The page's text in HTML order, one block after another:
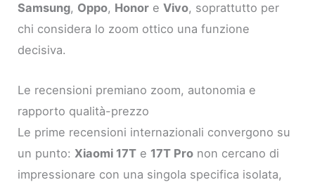
Samsung, Oppo, Honor eVivo, soprattutto per
chi considera lo zoom ottico una funzione
decisiva.
Le recensioni premiano zoom, autonomia e
rapporto qualità-prezzo
Le prime recensioni internazionali convergono su
un punto: Xiaomi 17T e 17T Pro non cercano di
impressionare con una singola specifica isolata,